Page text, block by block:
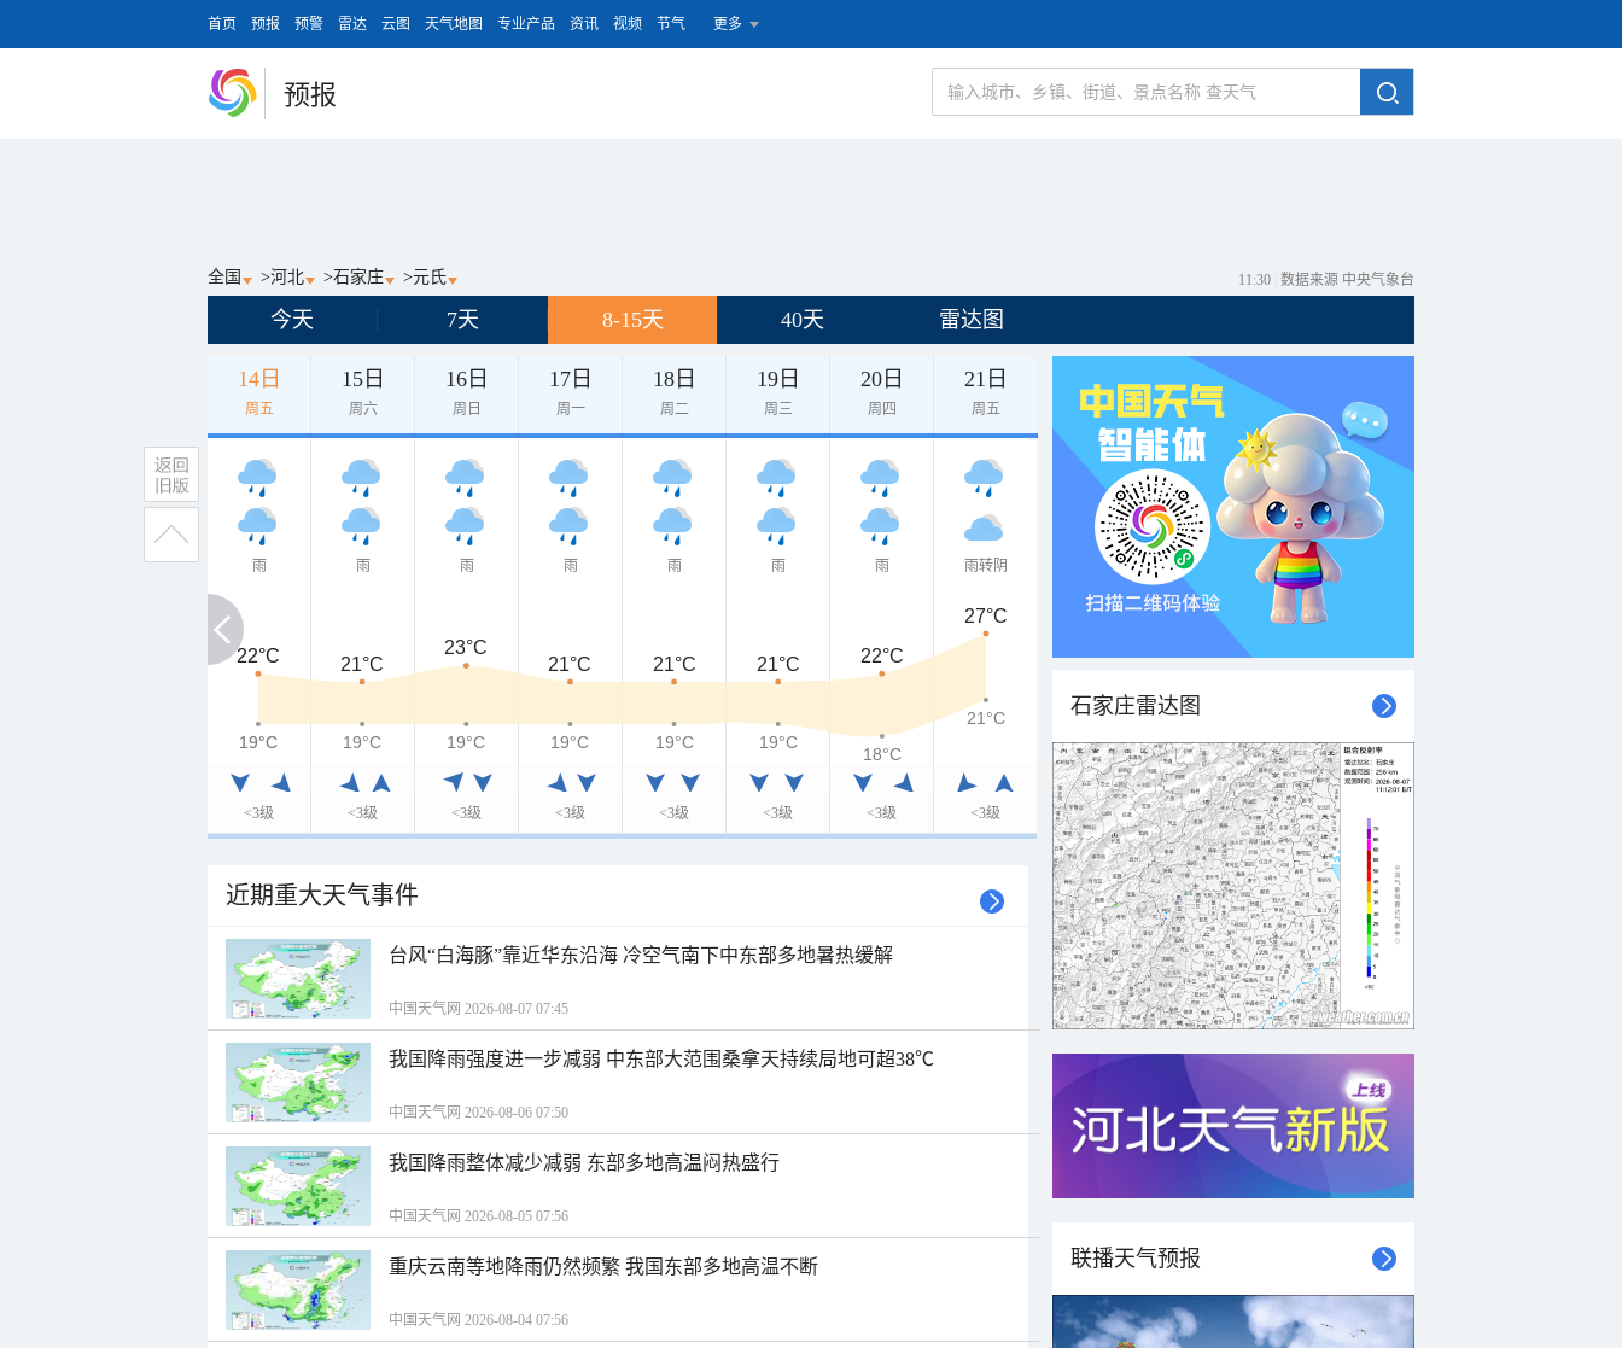
首页 预报 预警 雷达 云图 天气地图 专业产品 资讯 视频 节气 更多
预报
全国 >河北 >石家庄 >元氏 11:30 数据来源 中央气象台
今天 7天 8-15天 40天 雷达图
14日
周五
15日
周六
16日
周日
17日
周一
18日
周二
19日
周三
20日
周四
21日
周五
雨
<3级
雨
<3级
雨
<3级
雨
<3级
雨
<3级
雨
<3级
雨
<3级
雨转阴
<3级
22°C
22°C 21°C
23°C
21°C 21°C 21°C 22°C
27°C
19°C
19°C 19°C 19°C 19°C 19°C 19°C
18°C
21°C
近期重大天气事件
台风“白海豚”靠近华东沿海 冷空气南下中东部多地暑热缓解
中国天气网 2026-08-07 07:45
我国降雨强度进一步减弱 中东部大范围桑拿天持续局地可超38℃
中国天气网 2026-08-06 07:50
我国降雨整体减少减弱 东部多地高温闷热盛行
中国天气网 2026-08-05 07:56
重庆云南等地降雨仍然频繁 我国东部多地高温不断
中国天气网 2026-08-04 07:56
石家庄雷达图
联播天气预报